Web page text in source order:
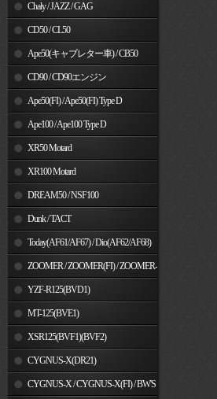
Chaly / JAZZ / GAG
CD50 / CL50
Ape50(キャブレター車) / CB50
CD90 / CD90エンジン
Ape50(FI) / Ape50(FI) Type D
Ape100 / Ape100 Type D
XR50 Motard
XR100 Motard
DREAM50 / NSF100
Dunk / TACT
Today(AF61/AF67) / Dio(AF62/AF68)
ZOOMER / ZOOMER(FI) / ZOOMER-
YZF-R125(BVD1)
MT-125(BVE1)
XSR125(BVF1)(BVF2)
CYGNUS-X(DR21)
CYGNUS-X / CYGNUS-X(FI) / BW'S